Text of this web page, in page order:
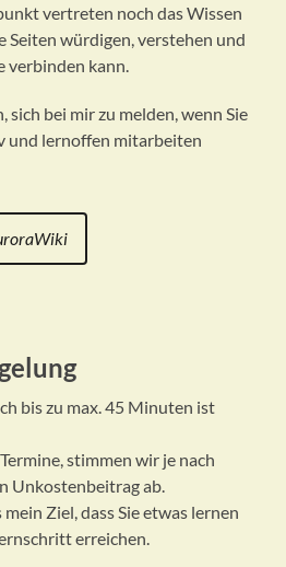
vertreten noch das Wissen
Seiten würdigen, verstehen und
verbinden kann.
sich bei mir zu melden, wenn Sie
und lernoffen mitarbeiten
bis zu max. 45 Minuten ist
stimmen wir je nach
Unkostenbeitrag ab.
Ziel, dass Sie etwas lernen
erreichen.